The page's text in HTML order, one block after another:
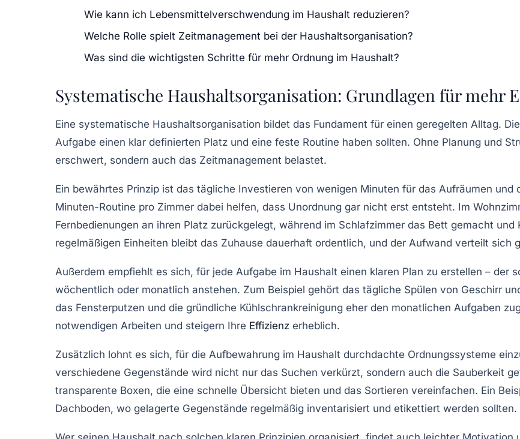
Wie kann ich Lebensmittelverschwendung im Haushalt reduzieren?
Welche Rolle spielt Zeitmanagement bei der Haushaltsorganisation?
Was sind die wichtigsten Schritte für mehr Ordnung im Haushalt?
Systematische Haushaltsorganisation: Grundlagen für mehr
Eine systematische Haushaltsorganisation bildet das Fundament für einen geregelten Alltag.
Aufgabe einen klar definierten Platz und eine feste Routine haben sollten. Ohne Planung und
erschwert, sondern auch das Zeitmanagement belastet.
Ein bewährtes Prinzip ist das tägliche Investieren von wenigen Minuten für das Aufräumen und
Minuten-Routine pro Zimmer dabei helfen, dass Unordnung gar nicht erst entsteht. Im
Fernbedienungen an ihren Platz zurückgelegt, während im Schlafzimmer das Bett gemacht
regelmäßigen Einheiten bleibt das Zuhause dauerhaft ordentlich, und der Aufwand verteilt sich
Außerdem empfiehlt es sich, für jede Aufgabe im Haushalt einen klaren Plan zu erstellen – der
wöchentlich oder monatlich anstehen. Zum Beispiel gehört das tägliche Spülen von Geschirr
das Fensterputzen und die gründliche Kühlschrankreinigung eher den monatlichen Aufgaben
notwendigen Arbeiten und steigern Ihre Effizienz erheblich.
Zusätzlich lohnt es sich, für die Aufbewahrung im Haushalt durchdachte Ordnungssysteme
verschiedene Gegenstände wird nicht nur das Suchen verkürzt, sondern auch die Sauberkeit
transparente Boxen, die eine schnelle Übersicht bieten und das Sortieren vereinfachen. Ein
Dachboden, wo gelagerte Gegenstände regelmäßig inventarisiert und etikettiert werden sollten.